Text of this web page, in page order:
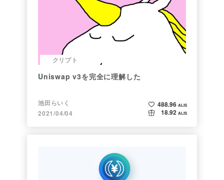
クリプト
Uniswap v3を完全に理解した
池田らいく
2021/04/04
488.96 ALIS
18.92 ALIS